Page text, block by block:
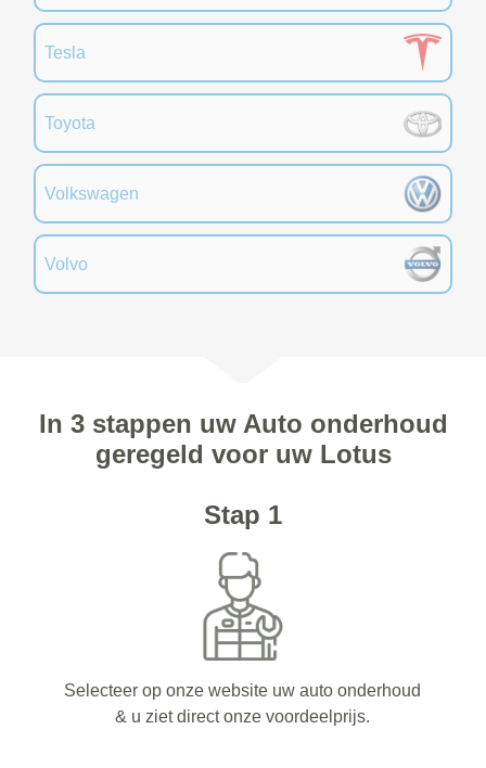
Tesla
Toyota
Volkswagen
Volvo
In 3 stappen uw Auto onderhoud
geregeld voor uw Lotus
Stap 1
Selecteer op onze website uw auto onderhoud
& u ziet direct onze voordeelprijs.